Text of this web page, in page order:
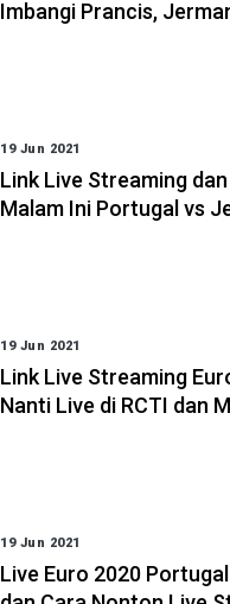
Imbangi Prancis,
19 Jun 2021
Link Live Streaming
Malam Ini Portugal vs
19 Jun 2021
Link Live Streaming
Nanti Live di RCTI dan
19 Jun 2021
Live Euro 2020